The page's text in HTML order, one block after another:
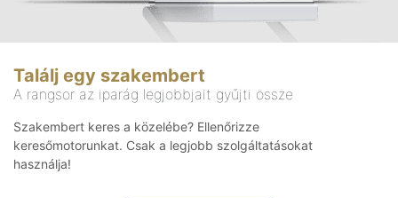
Találj egy szakembert
A rangsor az iparág legjobbjait gyűjti össze
Szakembert keres a közelébe? Ellenőrizze
keresőmotorunkat. Csak a legjobb szolgáltatásokat
használja!